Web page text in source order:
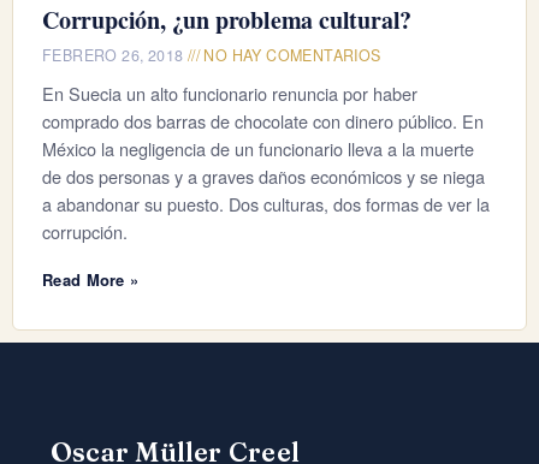
Corrupción, ¿un problema cultural?
FEBRERO 26, 2018 NO HAY COMENTARIOS
En Suecia un alto funcionario renuncia por haber
comprado dos barras de chocolate con dinero público. En
México la negligencia de un funcionario lleva a la muerte
de dos personas y a graves daños económicos y se niega
a abandonar su puesto. Dos culturas, dos formas de ver la
corrupción.
Read More »
Oscar Müller Creel